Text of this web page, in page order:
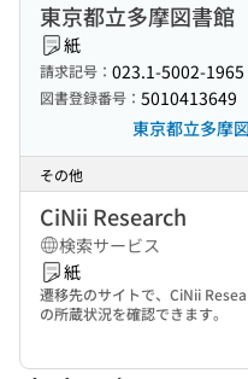
東京都立多摩図書館
紙
請求記号： 023.1-5002-1965
図書登録番号： 5010413649
東京都立多摩
その他
CiNii Research
検索サービス
紙
遷移先のサイトで、CiNii
の所蔵状況を確認できます。